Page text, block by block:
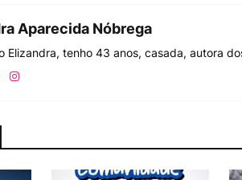
Aparecida Nóbrega
Elizandra, tenho 43 anos, casada, autora